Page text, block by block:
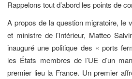
Rappelons tout d’abord les points de
A propos de la question migratoire, le
et ministre de l’Intérieur, Matteo
inauguré une politique des « ports
les États membres de l’UE d’un
premier lieu la France. Un premier